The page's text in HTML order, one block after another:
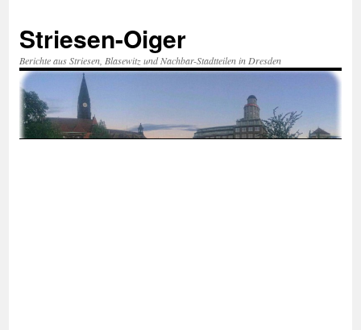
springen
Striesen-Oiger
Berichte aus Striesen, Blasewitz und Nachbar-Stadtteilen in Dresden